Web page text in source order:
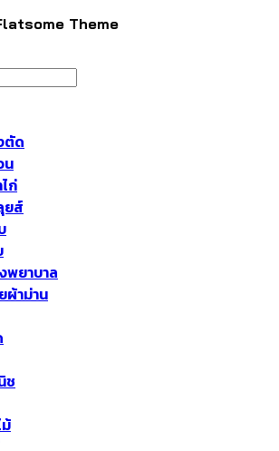
Theme
ตัด
น
ก่
ยส์
พยาบาล
ผ้าม่าน
ช